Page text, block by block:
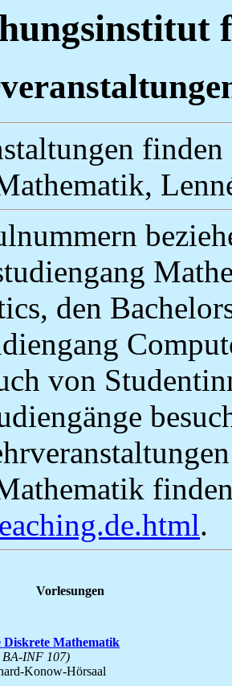
den
von
.
Vorlesungen
Mathematik
BA-INF 107)
Konow-Hörsaal